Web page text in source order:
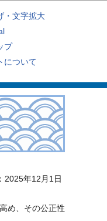
・文字拡大
プ
について
2025年12月1日
め、その公正性